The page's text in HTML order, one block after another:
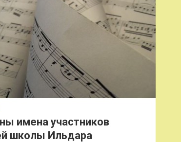
имена участников
школы Ильдара